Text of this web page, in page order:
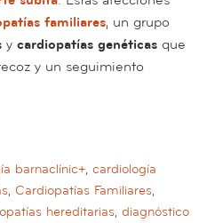
familiares, un grupo
y cardiopatías genéticas que
y un seguimiento
barnaclínic+, cardiología
, Cardiopatías Familiares,
hereditarias, diagnóstico